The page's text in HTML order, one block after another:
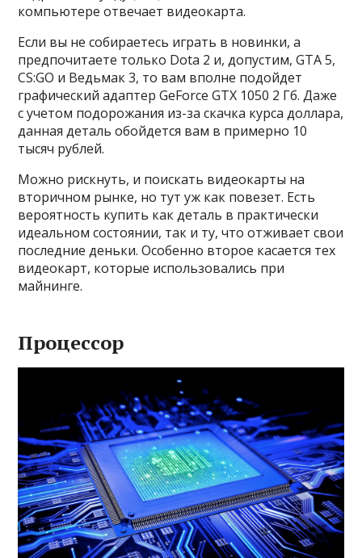
компьютере отвечает видеокарта.
Если вы не собираетесь играть в новинки, а
предпочитаете только Dota 2 и, допустим, GTA 5,
CS:GO и Ведьмак 3, то вам вполне подойдет
графический адаптер GeForce GTX 1050 2 Гб. Даже
с учетом подорожания из-за скачка курса доллара,
данная деталь обойдется вам в примерно 10
тысяч рублей.
Можно рискнуть, и поискать видеокарты на
вторичном рынке, но тут уж как повезет. Есть
вероятность купить как деталь в практически
идеальном состоянии, так и ту, что отживает свои
последние деньки. Особенно второе касается тех
видеокарт, которые использовались при
майнинге.
Процессор